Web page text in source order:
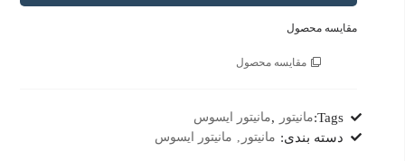
مقایسه محصول
مقایسه محصول
Tags: مانیتور ,مانیتور ایسوس
دسته بندی: مانیتور مانیتور ایسوس